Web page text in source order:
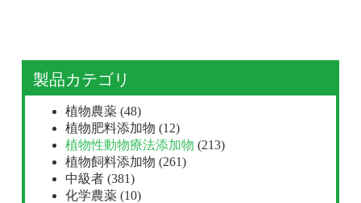
製品カテゴリ
植物農薬 (48)
植物肥料添加物 (12)
植物性動物療法添加物 (213)
植物飼料添加物 (261)
中級者 (381)
化学農薬 (10)